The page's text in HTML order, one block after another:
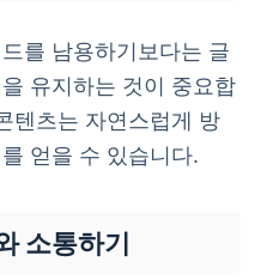
를 남용하기보다는 글
유지하는 것이 중요합
텐츠는 자연스럽게 방
얻을 수 있습니다.
소통하기